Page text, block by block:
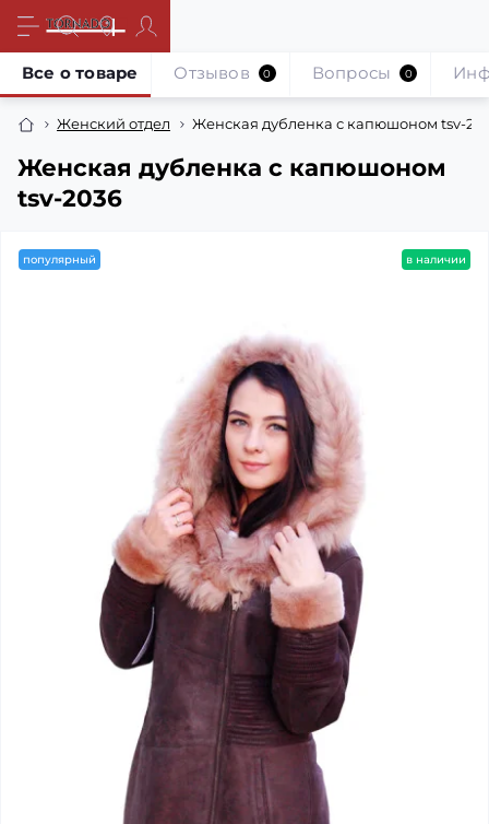
Женский отдел Женская дубленка с капюшоном tsv-
Женская дубленка с капюшоном
tsv-2036
Все о товаре Отзывов 0 Вопросы 0
популярный в наличии